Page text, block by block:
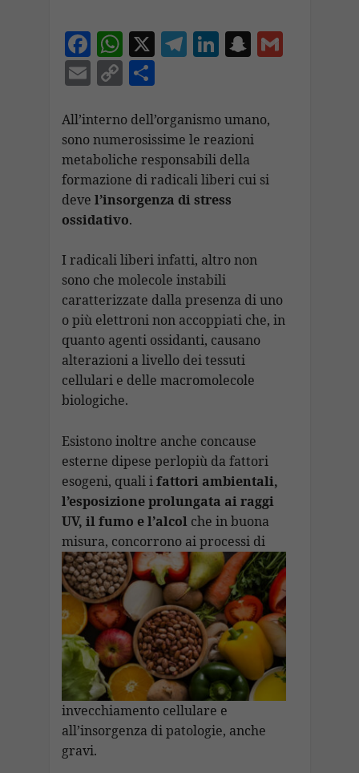
F
ac
e
b
o
o
k
W
h
at
s
A
p
p
X T
gr
a
m
Li
e
dI
n
S
p
c
h
G
E
ai
l
C
p
y
Li
n
k
C
n
di
vi
di
All’interno dell’organismo umano,
sono numerosissime le reazioni
metaboliche responsabili della
formazione di radicali liberi cui si
deve l’insorgenza di stress
ossidativo.
I radicali liberi infatti, altro non
sono che molecole instabili
caratterizzate dalla presenza di uno
o più elettroni non accoppiati che, in
quanto agenti ossidanti, causano
alterazioni a livello dei tessuti
cellulari e delle macromolecole
biologiche.
Esistono inoltre anche concause
esterne dipese perlopiù da fattori
esogeni, quali ifattori ambientali,
l’esposizione prolungata ai raggi
UV, il fumo e l’alcolche in buona
misura, concorrono ai processi di
invecchiamento cellulare e
all’insorgenza di patologie, anche
gravi.